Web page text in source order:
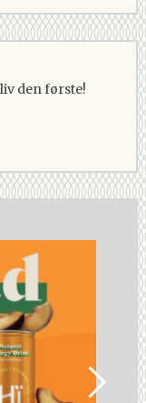
den første!